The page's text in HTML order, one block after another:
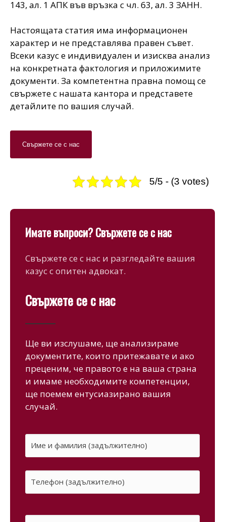
143, ал. 1 АПК във връзка с чл. 63, ал. 3 ЗАНН.
Настоящата статия има информационен
характер и не представлява правен съвет.
Всеки казус е индивидуален и изисква анализ
на конкретната фактология и приложимите
документи. За компетентна правна помощ се
свържете с нашата кантора и представете
детайлите по вашия случай.
Свържете се с нас
5/5 - (3 votes)
Имате въпроси? Свържете се с нас
Свържете се с нас и разгледайте вашия
казус с опитен адвокат.
Свържете се с нас
Ще ви изслушаме, ще анализираме
документите, които притежавате и ако
преценим, че правото е на ваша страна
и имаме необходимите компетенции,
ще поемем ентусиазирано вашия
случай.